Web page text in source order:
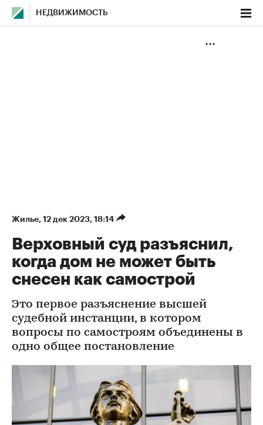
НЕДВИЖИМОСТЬ
Жилье⁠, 12 дек 2023, 18:14
Верховный суд разъяснил,
когда дом не может быть
снесен как самострой
Это первое разъяснение высшей
судебной инстанции, в котором
вопросы по самостроям объединены в
одно общее постановление